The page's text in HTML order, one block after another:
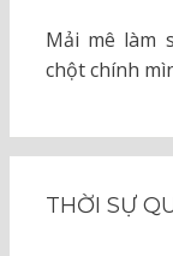
Mải mê làm
chột chính
THỜI SỰ